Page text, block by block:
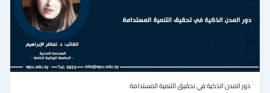
دور المدن الذكية في تحقيق التنمية المستدامة